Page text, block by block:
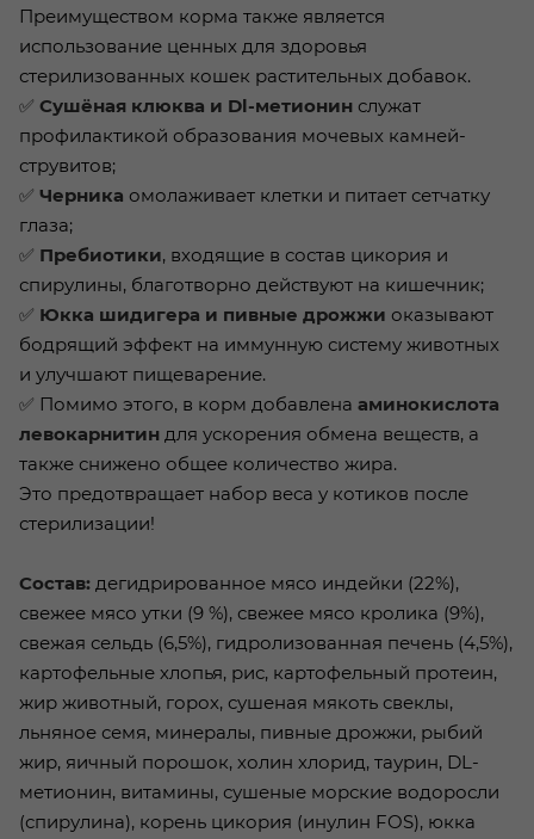
Преимуществом корма также является
использование ценных для здоровья
стерилизованных кошек растительных добавок.
✅ Сушёная клюква и Dl-метионин служат
профилактикой образования мочевых камней-
струвитов;
✅ Черника омолаживает клетки и питает сетчатку
глаза;
✅ Пребиотики, входящие в состав цикория и
спирулины, благотворно действуют на кишечник;
✅ Юкка шидигера и пивные дрожжи оказывают
бодрящий эффект на иммунную систему животных
и улучшают пищеварение.
✅ Помимо этого, в корм добавлена аминокислота
левокарнитин для ускорения обмена веществ, а
также снижено общее количество жира.
Это предотвращает набор веса у котиков после
стерилизации!
Состав: дегидрированное мясо индейки (22%),
свежее мясо утки (9 %), свежее мясо кролика (9%),
свежая сельдь (6,5%), гидролизованная печень (4,5%),
картофельные хлопья, рис, картофельный протеин,
жир животный, горох, сушеная мякоть свеклы,
льняное семя, минералы, пивные дрожжи, рыбий
жир, яичный порошок, холин хлорид, таурин, DL-
метионин, витамины, сушеные морские водоросли
(спирулина), корень цикория (инулин FOS), юкка